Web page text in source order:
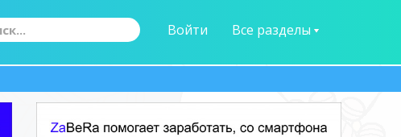
Войти Все разделы